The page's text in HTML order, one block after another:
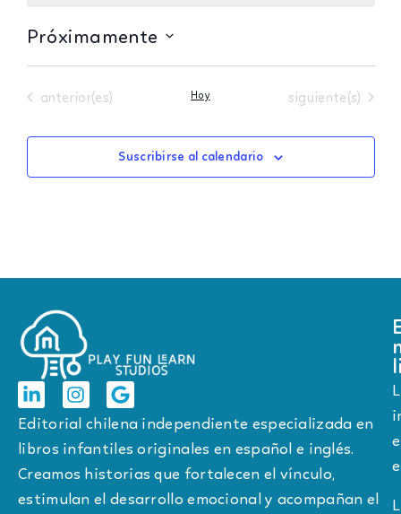
Próximamente
Eventos
anterior(es) Hoy Eventos
siguiente(s)
Suscribirse al calendario
Editorial chilena independiente especializada en
libros infantiles originales en español e inglés.
Creamos historias que fortalecen el vínculo,
estimulan el desarrollo emocional y acompañan el